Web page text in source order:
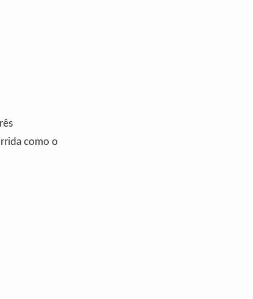
como o